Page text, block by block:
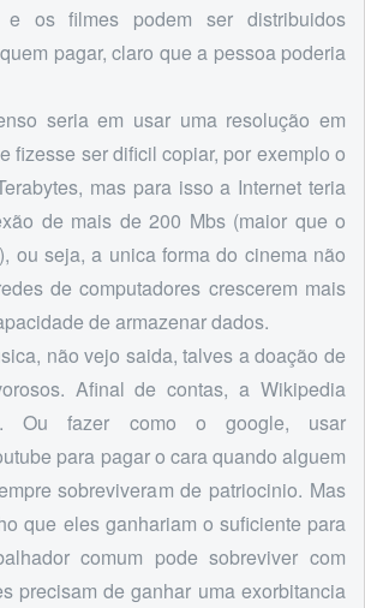
os filmes podem ser distribuidos
pagar, claro que a pessoa poderia
seria em usar uma resolução em
fizesse ser dificil copiar, por exemplo o
mas para isso a Internet teria
de mais de 200 Mbs (maior que o
ou seja, a unica forma do cinema não
de computadores crescerem mais
de armazenar dados.
não vejo saida, talves a doação de
Afinal de contas, a Wikipedia
Ou fazer como o google, usar
para pagar o cara quando alguem
sobreviveram de patriocinio. Mas
que eles ganhariam o suficiente para
comum pode sobreviver com
precisam de ganhar uma exorbitancia